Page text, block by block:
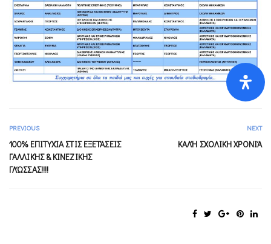
PREVIOUS
100% ΕΠΙΤΥΧΊΑ ΣΤΙΣ ΕΞΕΤΆΣΕΙΣ
ΓΑΛΛΙΚΉΣ & ΚΙΝΈΖΙΚΗΣ
ΓΛΏΣΣΑΣ!!!!
NEXT
ΚΑΛΉ ΣΧΟΛΙΚΉ ΧΡΟΝΙΆ